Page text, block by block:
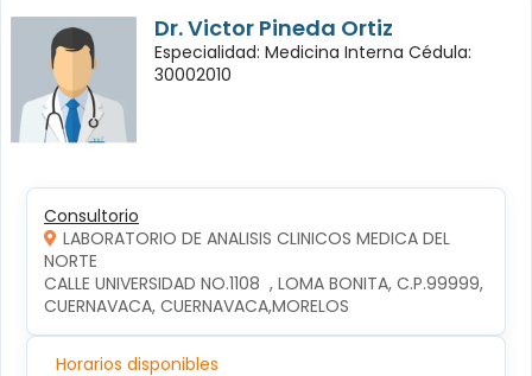
Dr. Victor Pineda Ortiz
Especialidad: Medicina Interna Cédula:
30002010
Consultorio
LABORATORIO DE ANALISIS CLINICOS MEDICA DEL
NORTE
CALLE UNIVERSIDAD NO.1108  , LOMA BONITA, C.P.99999,
CUERNAVACA, CUERNAVACA,MORELOS
Horarios disponibles